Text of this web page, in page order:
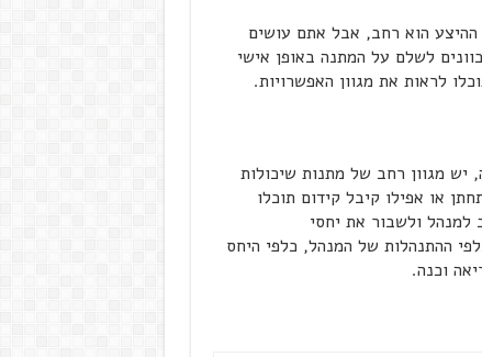
ההיצע הוא רחב, אבל אתם עושים
לשלם על המתנה באופן אישי
לראות את מגוון האפשרויות.
יש מגוון רחב של מתנות שיכולות
או אפילו קיבל קידום תוכלו
למנהל ולשבור את יחסי
ההתנהלות של המנהל, כלפי היחס
וכנה.